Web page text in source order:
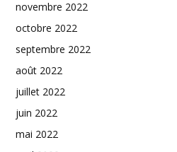
novembre 2022
octobre 2022
septembre 2022
août 2022
juillet 2022
juin 2022
mai 2022